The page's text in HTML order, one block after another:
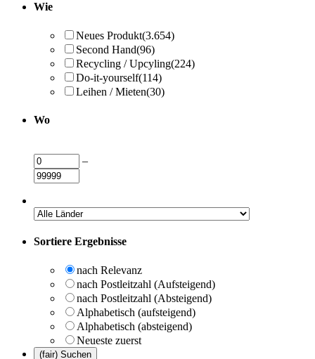
Wie
Neues Produkt(3.654)
Second Hand(96)
Recycling / Upcyling(224)
Do-it-yourself(114)
Leihen / Mieten(30)
Wo
–
Sortiere Ergebnisse
nach Relevanz
nach Postleitzahl (Aufsteigend)
nach Postleitzahl (Absteigend)
Alphabetisch (aufsteigend)
Alphabetisch (absteigend)
Neueste zuerst